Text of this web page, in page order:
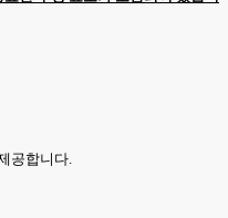
공합니다.